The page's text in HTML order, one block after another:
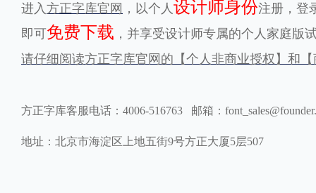
.TTF .OTF
地区
POP字体下载 字库打包下载 海报素材下载
进入 方正字库官网 ，以个人 设计师身份注册，登
即可免费下载 ，并享受设计师专属的个人家庭版
请仔细阅读方正字库官网的【个人非商业授权】和
方正字库客服电话：4006-516763 邮箱：
地址：北京市海淀区上地五街9号方正大厦5层507